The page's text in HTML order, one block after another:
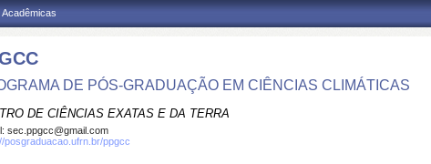
DE PÓS-GRADUAÇÃO EM CIÊNCIAS CLIMÁTICAS
DE CIÊNCIAS EXATAS E DA TERRA
sec.ppgcc@gmail.com
posgraduacao.ufrn.br/ppgcc